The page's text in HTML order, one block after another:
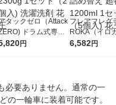
タックゼロ（Attack
ドラム式専用
め替え メガジャン
円
フレアフレグ
ROKA（イロ
イキッドリリ
6,582円
必要ありません。通常の一
の一輪車に装着可能です。